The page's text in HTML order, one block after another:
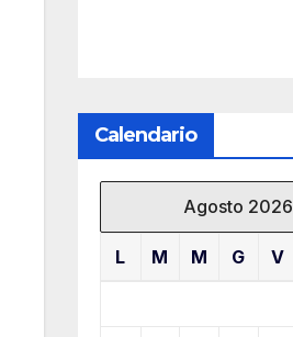
Calendario
Agosto 2026
L M M G V